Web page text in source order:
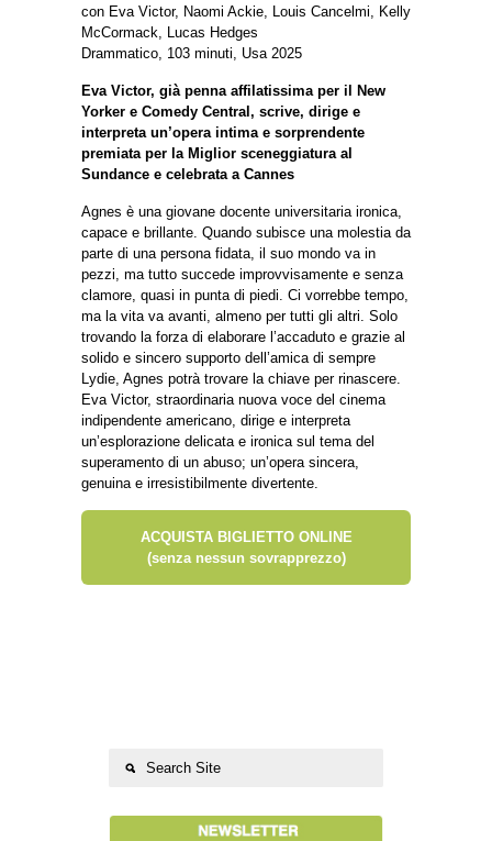
con Eva Victor, Naomi Ackie, Louis Cancelmi, Kelly
McCormack, Lucas Hedges
Drammatico, 103 minuti, Usa 2025
Eva Victor, già penna affilatissima per il New
Yorker e Comedy Central, scrive, dirige e
interpreta un’opera intima e sorprendente
premiata per la Miglior sceneggiatura al
Sundance e celebrata a Cannes
Agnes è una giovane docente universitaria ironica,
capace e brillante. Quando subisce una molestia da
parte di una persona fidata, il suo mondo va in
pezzi, ma tutto succede improvvisamente e senza
clamore, quasi in punta di piedi. Ci vorrebbe tempo,
ma la vita va avanti, almeno per tutti gli altri. Solo
trovando la forza di elaborare l’accaduto e grazie al
solido e sincero supporto dell’amica di sempre
Lydie, Agnes potrà trovare la chiave per rinascere.
Eva Victor, straordinaria nuova voce del cinema
indipendente americano, dirige e interpreta
un’esplorazione delicata e ironica sul tema del
superamento di un abuso; un’opera sincera,
genuina e irresistibilmente divertente.
ACQUISTA BIGLIETTO ONLINE
(senza nessun sovrapprezzo)